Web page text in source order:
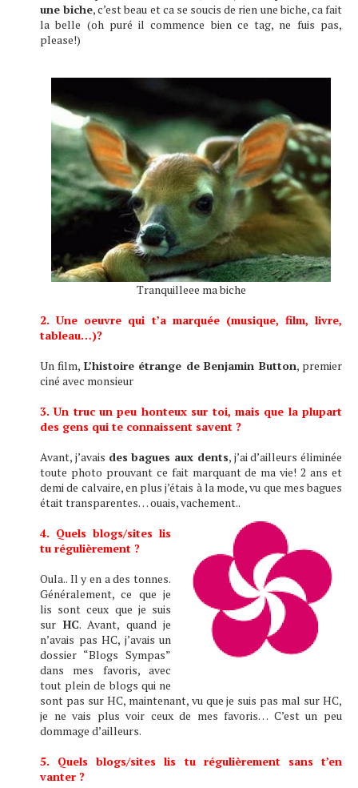
une biche, c’est beau et ca se soucis de rien une biche, ca fait
la belle (oh puré il commence bien ce tag, ne fuis pas,
please!)
Tranquilleee ma biche
2. Une oeuvre qui t’a marquée (musique, film, livre,
tableau…)?
Un film, L’histoire étrange de Benjamin Button, premier
ciné avec monsieur
3. Un truc un peu honteux sur toi, mais que la plupart
des gens qui te connaissent savent ?
Avant, j’avais des bagues aux dents, j’ai d’ailleurs éliminée
toute photo prouvant ce fait marquant de ma vie! 2 ans et
demi de calvaire, en plus j’étais à la mode, vu que mes bagues
était transparentes… ouais, vachement..
4. Quels blogs/sites lis
tu régulièrement ?
Oula.. Il y en a des tonnes.
Généralement, ce que je
lis sont ceux que je suis
sur HC. Avant, quand je
n’avais pas HC, j’avais un
dossier “Blogs Sympas”
dans mes favoris, avec
tout plein de blogs qui ne
sont pas sur HC, maintenant, vu que je suis pas mal sur HC,
je ne vais plus voir ceux de mes favoris… C’est un peu
dommage d’ailleurs.
5. Quels blogs/sites lis tu régulièrement sans t’en
vanter ?